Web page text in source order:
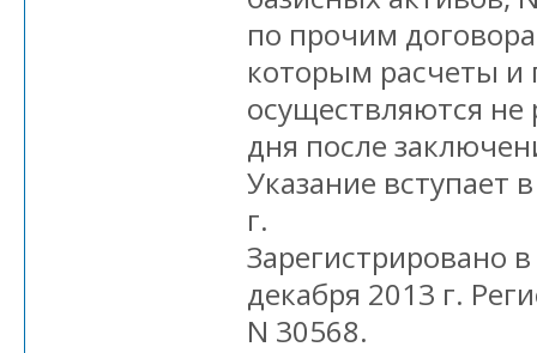
по прочим
которым расчеты и
осуществляются
дня после
Указание вступает
г.
Зарегистрировано
декабря 2013 г.
N 30568.